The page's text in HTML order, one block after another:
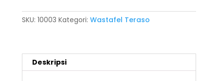
SKU: 10003 Kategori: Wastafel Teraso
Deskripsi